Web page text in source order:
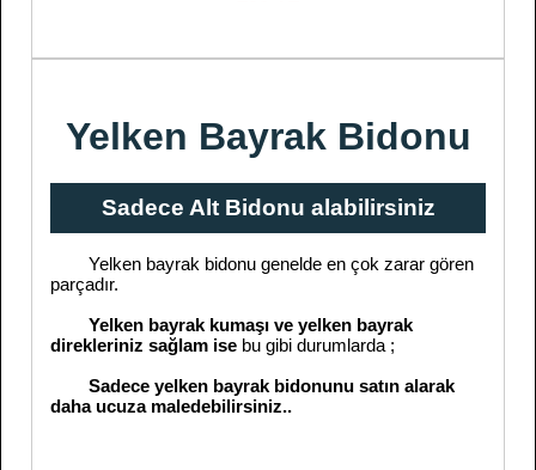
Yelken Bayrak Bidonu
Sadece Alt Bidonu alabilirsiniz
Yelken bayrak bidonu genelde en çok zarar gören
parçadır.
Yelken bayrak kumaşı ve yelken bayrak
direkleriniz sağlam ise bu gibi durumlarda ;
Sadece yelken bayrak bidonunu satın alarak
daha ucuza maledebilirsiniz..